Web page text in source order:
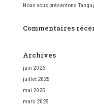
Nous vous présentons Tanguy
Commentaires
Archives
juin 2026
juillet 2025
mai 2025
mars 2025